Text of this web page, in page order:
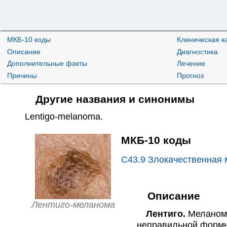
МКБ-10 коды
Описание
Дополнительные факты
Причины
Клиническая
Диагностика
Лечение
Прогноз
Другие названия и синонимы
Lentigo-melanoma.
Лентиго-меланома
МКБ-10 коды
C43.9 Злокачественная
Описание
Лентиго.
неправильной